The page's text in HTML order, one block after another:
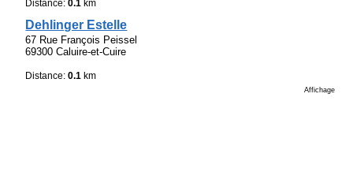
Distance:0.1 km
Dehlinger Estelle
67 Rue François Peissel
69300 Caluire-et-Cuire
Distance:0.1 km
Affichage